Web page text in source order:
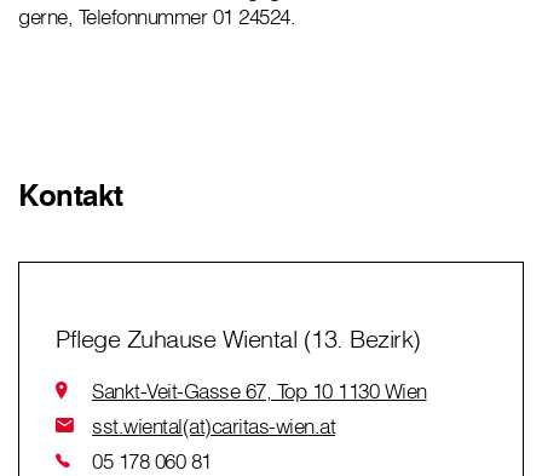
gerne, Telefonnummer 01 24524.
Kontakt
Pflege Zuhause Wiental (13. Bezirk)
Sankt-Veit-Gasse 67, Top 10 1130 Wien
sst.wiental(at)caritas-wien.at
05 178 060 81